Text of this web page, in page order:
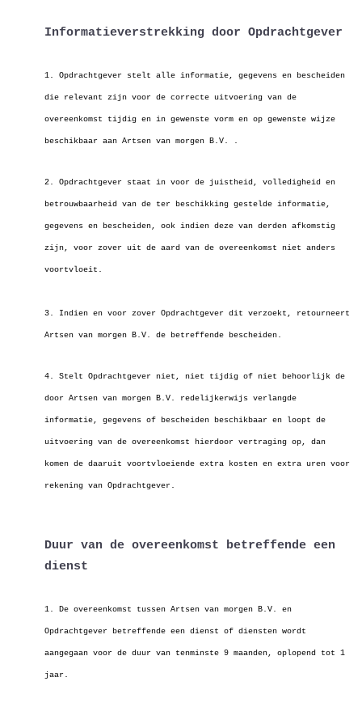
Informatieverstrekking door Opdrachtgever
1. Opdrachtgever stelt alle informatie, gegevens en bescheiden
die relevant zijn voor de correcte uitvoering van de
overeenkomst tijdig en in gewenste vorm en op gewenste wijze
beschikbaar aan Artsen van morgen B.V. .
2. Opdrachtgever staat in voor de juistheid, volledigheid en
betrouwbaarheid van de ter beschikking gestelde informatie,
gegevens en bescheiden, ook indien deze van derden afkomstig
zijn, voor zover uit de aard van de overeenkomst niet anders
voortvloeit.
3. Indien en voor zover Opdrachtgever dit verzoekt, retourneert
Artsen van morgen B.V. de betreffende bescheiden.
4. Stelt Opdrachtgever niet, niet tijdig of niet behoorlijk de
door Artsen van morgen B.V. redelijkerwijs verlangde
informatie, gegevens of bescheiden beschikbaar en loopt de
uitvoering van de overeenkomst hierdoor vertraging op, dan
komen de daaruit voortvloeiende extra kosten en extra uren voor
rekening van Opdrachtgever.
Duur van de overeenkomst betreffende een
dienst
1. De overeenkomst tussen Artsen van morgen B.V. en
Opdrachtgever betreffende een dienst of diensten wordt
aangegaan voor de duur van tenminste 9 maanden, oplopend tot 1
jaar.